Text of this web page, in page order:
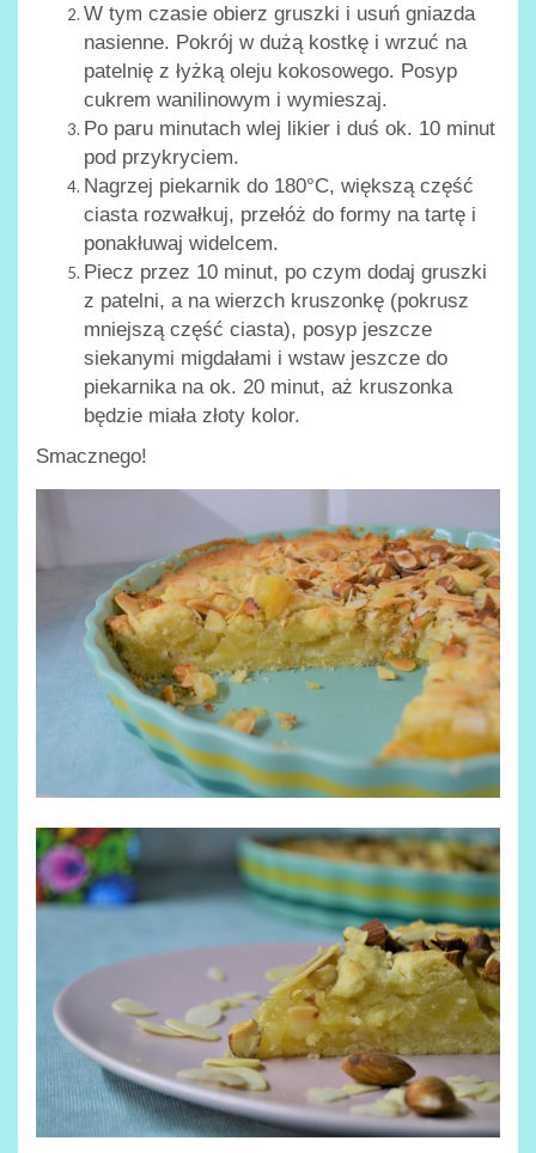
W tym czasie obierz gruszki i usuń gniazda
nasienne. Pokrój w dużą kostkę i wrzuć na
patelnię z łyżką oleju kokosowego. Posyp
cukrem wanilinowym i wymieszaj.
Po paru minutach wlej likier i duś ok. 10 minut
pod przykryciem.
Nagrzej piekarnik do 180°C, większą część
ciasta rozwałkuj, przełóż do formy na tartę i
ponakłuwaj widelcem.
Piecz przez 10 minut, po czym dodaj gruszki
z patelni, a na wierzch kruszonkę (pokrusz
mniejszą część ciasta), posyp jeszcze
siekanymi migdałami i wstaw jeszcze do
piekarnika na ok. 20 minut, aż kruszonka
będzie miała złoty kolor.
Smacznego!